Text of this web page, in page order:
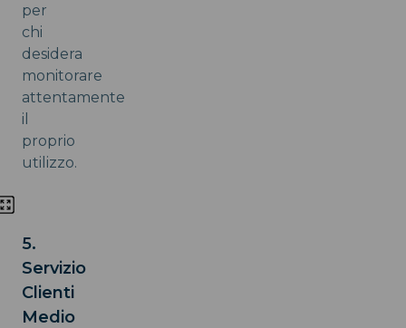
per
chi
desidera
monitorare
attentamente
il
proprio
utilizzo.
5.
Servizio
Clienti
Medio